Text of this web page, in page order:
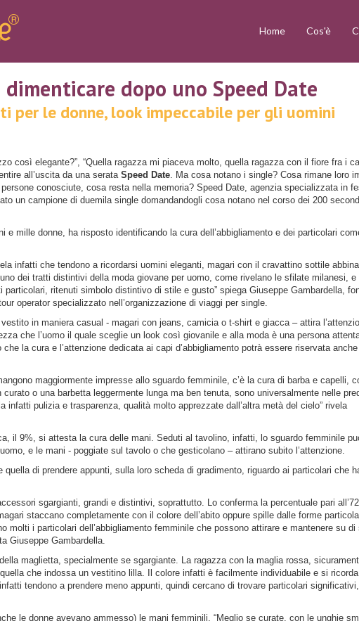
Home Cos'è
dimenticare dopo uno Speed Date
per le donne, look impeccabile per gli uomini
così elegante?”, “Quella ragazza mi piaceva molto, quella ragazza con il fiore fra i
all’uscita da una serataSpeed Date. Ma cosa notano i single? Cosa rimane loro
conosciute, cosa resta nella memoria? Speed Date, agenzia specializzata in
un campione di duemila single domandandogli cosa notano nel corso dei 200
e mille donne, ha risposto identificando la cura dell’abbigliamento e dei particolari
infatti che tendono a ricordarsi uomini eleganti, magari con il cravattino sottile
dei tratti distintivi della moda giovane per uomo, come rivelano le sfilate milanesi, e
particolari, ritenuti simbolo distintivo di stile e gusto” spiega Giuseppe Gambardella,
operator specializzato nell’organizzazione di viaggi per single.
vestito in maniera casual - magari con jeans, camicia o t-shirt e giacca – attira
che l’uomo il quale sceglie un look così giovanile e alla moda è una persona
la cura e l’attenzione dedicata ai capi d’abbigliamento potrà essere riservata anche
maggiormente impresse allo sguardo femminile, c’è la cura di barba e capelli,
curato o una barbetta leggermente lunga ma ben tenuta, sono universalmente nelle
infatti pulizia e trasparenza, qualità molto apprezzate dall’altra metà del cielo” rivela
il 9%, si attesta la cura delle mani. Seduti al tavolino, infatti, lo sguardo femminile
e le mani - poggiate sul tavolo o che gesticolano – attirano subito l’attenzione.
quella di prendere appunti, sulla loro scheda di gradimento, riguardo ai particolari che
sgargianti, grandi e distintivi, soprattutto. Lo conferma la percentuale pari
staccano completamente con il colore dell’abito oppure spille dalle forme
molti i particolari dell’abbigliamento femminile che possono attirare e mantenere su di
Giuseppe Gambardella.
maglietta, specialmente se sgargiante. La ragazza con la maglia rossa,
che indossa un vestitino lilla. Il colore infatti è facilmente individuabile e si ricorda
tendono a prendere meno appunti, quindi cercano di trovare particolari significativi,
le donne avevano ammesso) le mani femminili. “Meglio se curate, con le unghie